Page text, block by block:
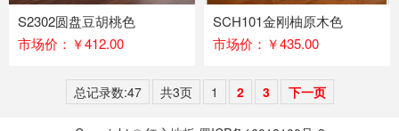
S2302圆盘豆胡桃色
市场价：￥412.00
SCH101金刚柚原木色
市场价：￥435.00
总记录数:47 共3页 1 2 3 下一页